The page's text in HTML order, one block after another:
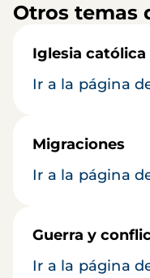
Otros temas
Iglesia católica
Ir a la página
Migraciones
Ir a la página
Guerra y
Ir a la página